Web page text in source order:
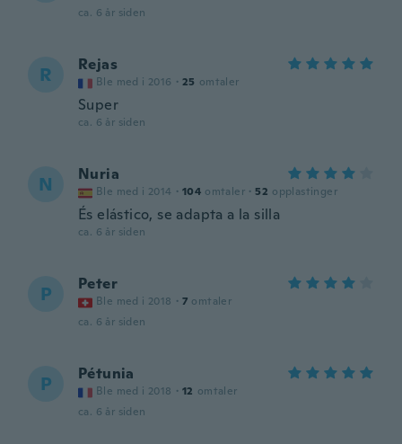
ca. 6 år siden
R Rejas
Ble med i 2016 · 25 omtaler
Super
ca. 6 år siden
N Nuria
Ble med i 2014 · 104 omtaler · 52 opplastinger
És elástico, se adapta a la silla
ca. 6 år siden
P Peter
Ble med i 2018 · 7 omtaler
ca. 6 år siden
P Pétunia
Ble med i 2018 · 12 omtaler
ca. 6 år siden